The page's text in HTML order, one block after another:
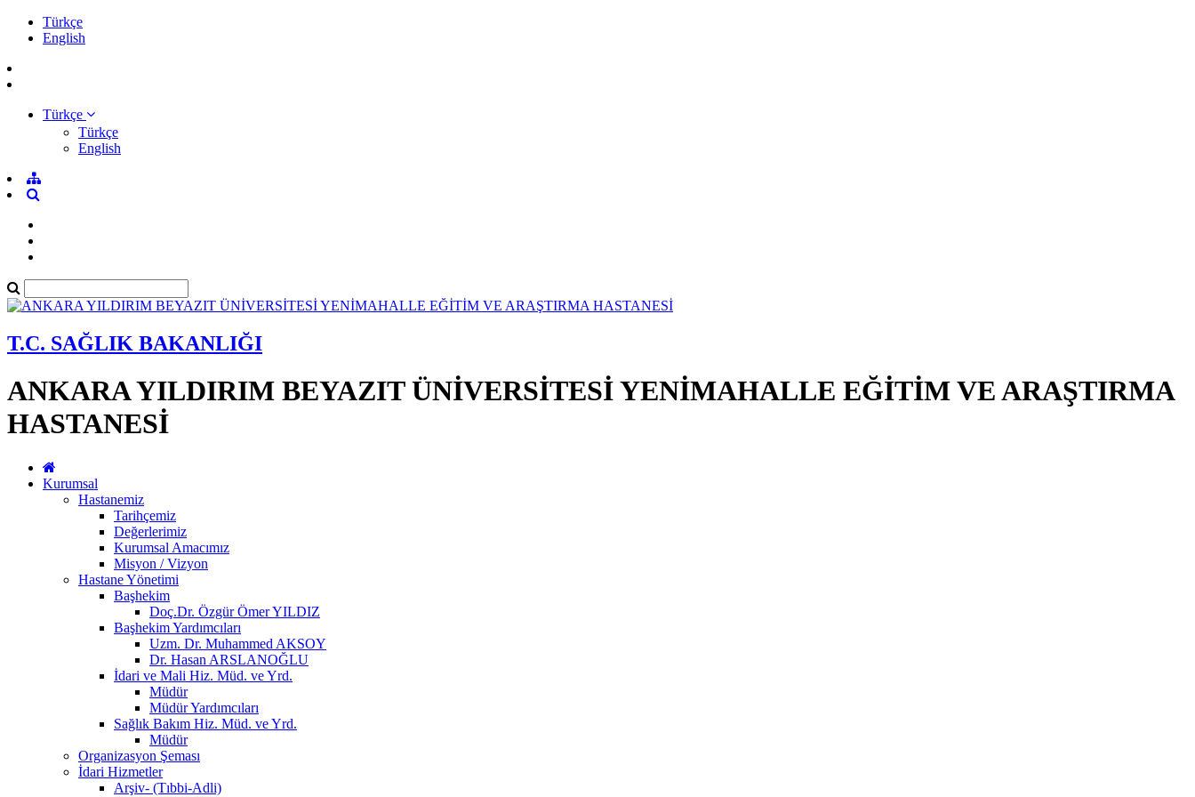
Türkçe
English
Türkçe
Türkçe
English
T.C. SAĞLIK BAKANLIĞI
ANKARA YILDIRIM BEYAZIT ÜNİVERSİTESİ YENİMAHALLE EĞİTİM VE ARAŞTIRMA
HASTANESİ
Kurumsal
Hastanemiz
Tarihçemiz
Değerlerimiz
Kurumsal Amacımız
Misyon / Vizyon
Hastane Yönetimi
Başhekim
Doç.Dr. Özgür Ömer YILDIZ
Başhekim Yardımcıları
Uzm. Dr. Muhammed AKSOY
Dr. Hasan ARSLANOĞLU
İdari ve Mali Hiz. Müd. ve Yrd.
Müdür
Müdür Yardımcıları
Sağlık Bakım Hiz. Müd. ve Yrd.
Müdür
Organizasyon Şeması
İdari Hizmetler
Arşiv- (Tıbbi-Adli)